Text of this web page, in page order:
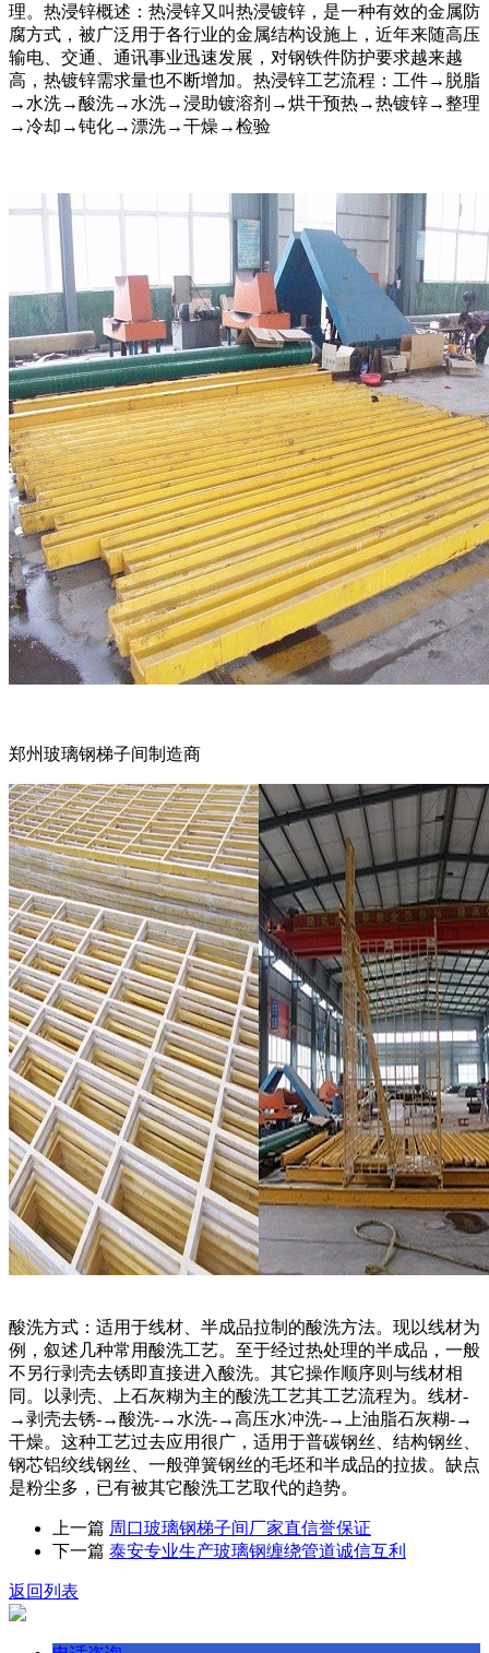
理。热浸锌概述：热浸锌又叫热浸镀锌，是一种有效的金属防
腐方式，被广泛用于各行业的金属结构设施上，近年来随高压
输电、交通、通讯事业迅速发展，对钢铁件防护要求越来越
高，热镀锌需求量也不断增加。热浸锌工艺流程：工件→脱脂
→水洗→酸洗→水洗→浸助镀溶剂→烘干预热→热镀锌→整理
→冷却→钝化→漂洗→干燥→检验
郑州玻璃钢梯子间制造商
酸洗方式：适用于线材、半成品拉制的酸洗方法。现以线材为
例，叙述几种常用酸洗工艺。至于经过热处理的半成品，一般
不另行剥壳去锈即直接进入酸洗。其它操作顺序则与线材相
同。以剥壳、上石灰糊为主的酸洗工艺其工艺流程为。线材-
→剥壳去锈-→酸洗-→水洗-→高压水冲洗-→上油脂石灰糊-→
干燥。这种工艺过去应用很广，适用于普碳钢丝、结构钢丝、
钢芯铝绞线钢丝、一般弹簧钢丝的毛坯和半成品的拉拔。缺点
是粉尘多，已有被其它酸洗工艺取代的趋势。
上一篇 周口玻璃钢梯子间厂家直信誉保证
下一篇 泰安专业生产玻璃钢缠绕管道诚信互利
返回列表